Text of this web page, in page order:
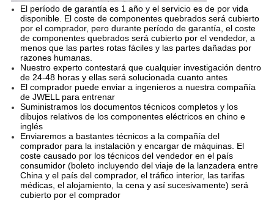
El período de garantía es 1 año y el servicio es de por vida
disponible. El coste de componentes quebrados será cubierto
por el comprador, pero durante período de garantía, el coste
de componentes quebrados será cubierto por el vendedor, a
menos que las partes rotas fáciles y las partes dañadas por
razones humanas.
Nuestro experto contestará que cualquier investigación dentro
de 24-48 horas y ellas será solucionada cuanto antes
El comprador puede enviar a ingenieros a nuestra compañía
de JWELL para entrenar
Suministramos los documentos técnicos completos y los
dibujos relativos de los componentes eléctricos en chino e
inglés
Enviaremos a bastantes técnicos a la compañía del
comprador para la instalación y encargar de máquinas. El
coste causado por los técnicos del vendedor en el país
consumidor (boleto incluyendo del viaje de la lanzadera entre
China y el país del comprador, el tráfico interior, las tarifas
médicas, el alojamiento, la cena y así sucesivamente) será
cubierto por el comprador